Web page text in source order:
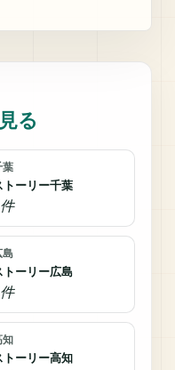
る
葉
トーリー千葉
島
トーリー広島
知
トーリー高知